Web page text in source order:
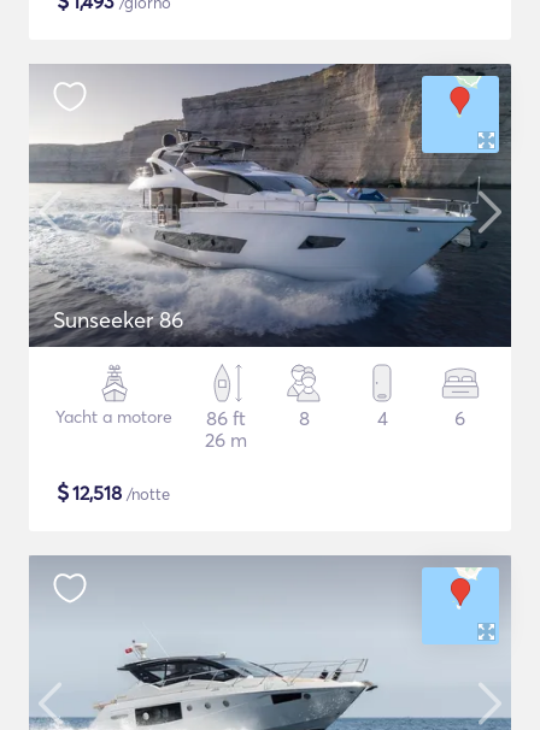
Sunseeker 86
Yacht a motore
86 ft
26 m
8 4 6
$12,518 /notte